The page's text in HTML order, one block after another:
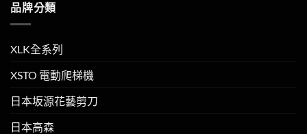
品牌分類
XLK全系列
XSTO 電動爬梯機
日本坂源花藝剪刀
日本高森